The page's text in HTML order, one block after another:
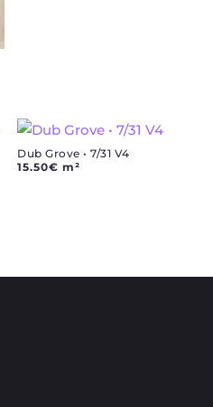
Dub Grove • 7/31 V4
15.50€ m²